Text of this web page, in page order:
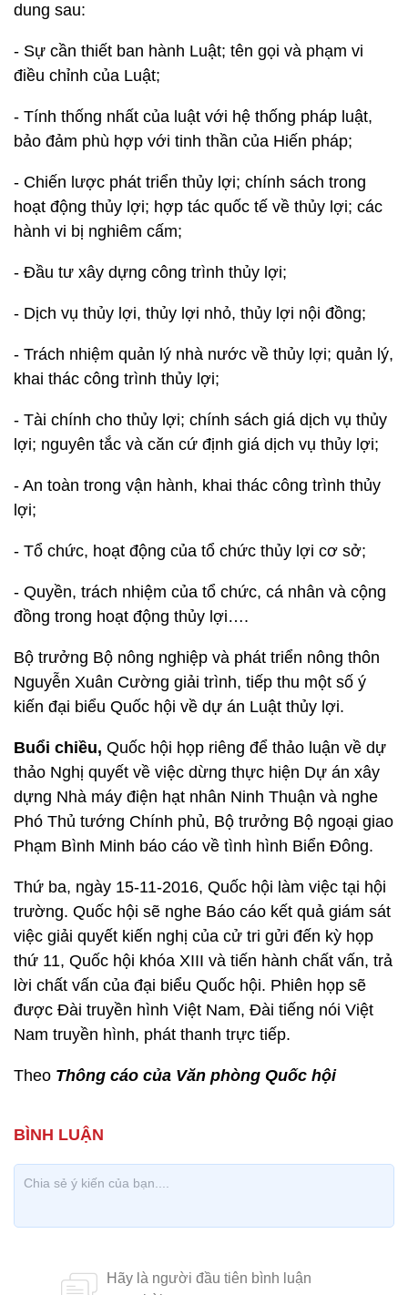
dung sau:
- Sự cần thiết ban hành Luật; tên gọi và phạm vi
điều chỉnh của Luật;
- Tính thống nhất của luật với hệ thống pháp luật,
bảo đảm phù hợp với tinh thần của Hiến pháp;
- Chiến lược phát triển thủy lợi; chính sách trong
hoạt động thủy lợi; hợp tác quốc tế về thủy lợi; các
hành vi bị nghiêm cấm;
- Đầu tư xây dựng công trình thủy lợi;
- Dịch vụ thủy lợi, thủy lợi nhỏ, thủy lợi nội đồng;
- Trách nhiệm quản lý nhà nước về thủy lợi; quản lý,
khai thác công trình thủy lợi;
- Tài chính cho thủy lợi; chính sách giá dịch vụ thủy
lợi; nguyên tắc và căn cứ định giá dịch vụ thủy lợi;
- An toàn trong vận hành, khai thác công trình thủy
lợi;
- Tổ chức, hoạt động của tổ chức thủy lợi cơ sở;
- Quyền, trách nhiệm của tổ chức, cá nhân và cộng
đồng trong hoạt động thủy lợi….
Bộ trưởng Bộ nông nghiệp và phát triển nông thôn
Nguyễn Xuân Cường giải trình, tiếp thu một số ý
kiến đại biểu Quốc hội về dự án Luật thủy lợi.
Buổi chiều, Quốc hội họp riêng để thảo luận về dự
thảo Nghị quyết về việc dừng thực hiện Dự án xây
dựng Nhà máy điện hạt nhân Ninh Thuận và nghe
Phó Thủ tướng Chính phủ, Bộ trưởng Bộ ngoại giao
Phạm Bình Minh báo cáo về tình hình Biển Đông.
Thứ ba, ngày 15-11-2016, Quốc hội làm việc tại hội
trường. Quốc hội sẽ nghe Báo cáo kết quả giám sát
việc giải quyết kiến nghị của cử tri gửi đến kỳ họp
thứ 11, Quốc hội khóa XIII và tiến hành chất vấn, trả
lời chất vấn của đại biểu Quốc hội. Phiên họp sẽ
được Đài truyền hình Việt Nam, Đài tiếng nói Việt
Nam truyền hình, phát thanh trực tiếp.
Theo Thông cáo của Văn phòng Quốc hội